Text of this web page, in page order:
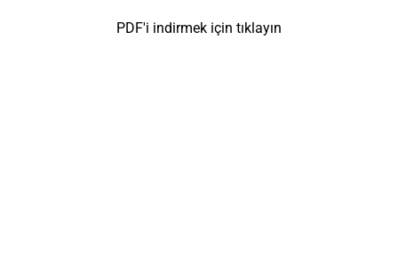
PDF'i indirmek için tıklayın